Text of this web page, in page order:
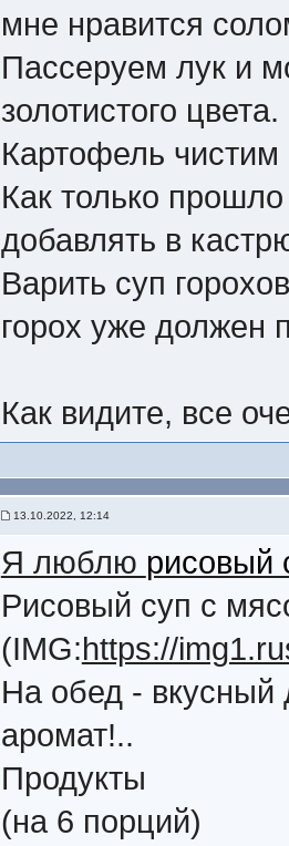
мне нравится
Пассеруем лук и
золотистого цвета.
Картофель
Как только
добавлять в
Варить суп
горох уже должен
Как видите, все
13.10.2022, 12:14
Я люблю рисовый
Рисовый суп с
(IMG:https://
На обед - вкусный
аромат!..
Продукты
(на 6 порций)